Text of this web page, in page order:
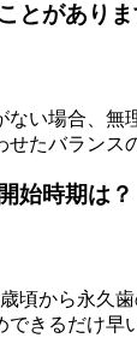
とがありま
い場合、
たバランス
始時期は？
頃から永久
きるだけ早